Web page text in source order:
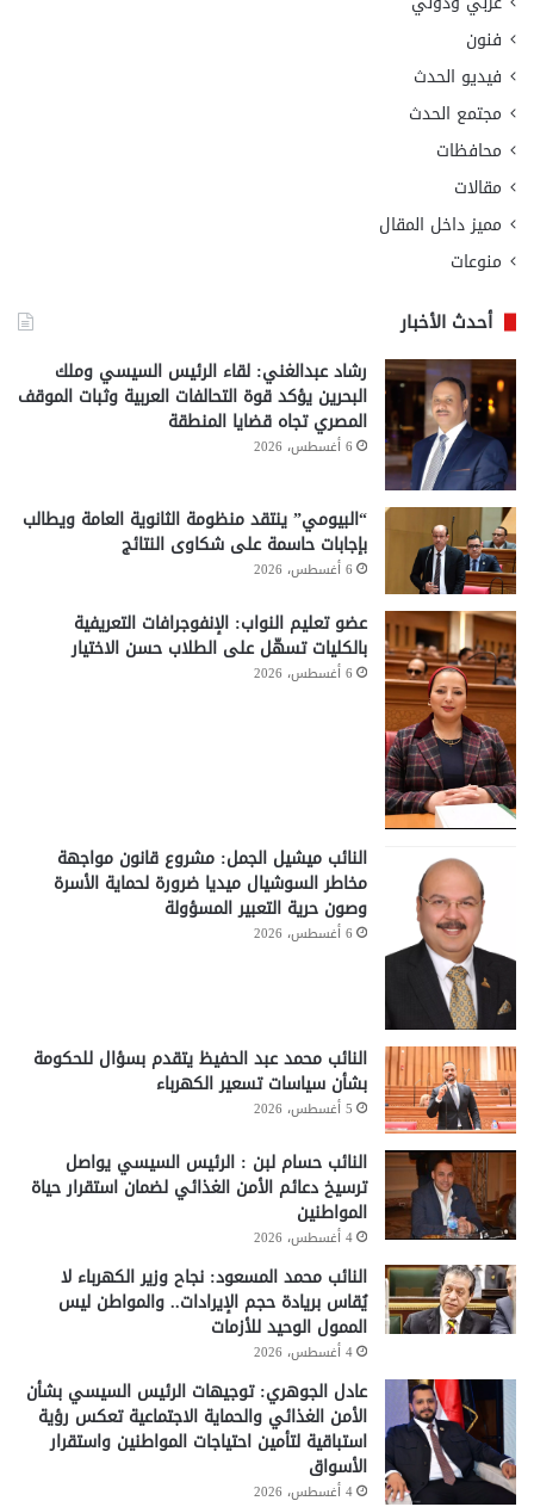
فنون
فيديو الحدث
مجتمع الحدث
محافظات
مقالات
مميز داخل المقال
منوعات
أحدث الأخبار
رشاد عبدالغني: لقاء الرئيس السيسي وملك
البحرين يؤكد قوة التحالفات العربية وثبات الموقف
المصري تجاه قضايا المنطقة
6 أغسطس، 2026
“البيومي” ينتقد منظومة الثانوية العامة ويطالب
بإجابات حاسمة على شكاوى النتائج
6 أغسطس، 2026
عضو تعليم النواب: الإنفوجرافات التعريفية
بالكليات تسهّل على الطلاب حسن الاختيار
6 أغسطس، 2026
النائب ميشيل الجمل: مشروع قانون مواجهة
مخاطر السوشيال ميديا ضرورة لحماية الأسرة
وصون حرية التعبير المسؤولة
6 أغسطس، 2026
النائب محمد عبد الحفيظ يتقدم بسؤال للحكومة
بشأن سياسات تسعير الكهرباء
5 أغسطس، 2026
النائب حسام لبن : الرئيس السيسي يواصل
ترسيخ دعائم الأمن الغذائي لضمان استقرار حياة
المواطنين
4 أغسطس، 2026
النائب محمد المسعود: نجاح وزير الكهرباء لا
يُقاس بريادة حجم الإيرادات.. والمواطن ليس
الممول الوحيد للأزمات
4 أغسطس، 2026
عادل الجوهري: توجيهات الرئيس السيسي بشأن
الأمن الغذائي والحماية الاجتماعية تعكس رؤية
استباقية لتأمين احتياجات المواطنين واستقرار
الأسواق
4 أغسطس، 2026